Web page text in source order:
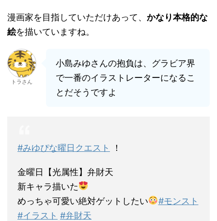
漫画家を目指していただけあって、 かなり本格的な
絵を描いていますね。
トラさん
小島みゆさんの抱負は、グラビア界
で一番のイラストレーターになるこ
とだそうですよ
#みゆぴな曜日クエスト ！
金曜日【光属性】弁財天
新キャラ描いた
めっちゃ可愛い絶対ゲットしたい
#モンスト
#イラスト #弁財天